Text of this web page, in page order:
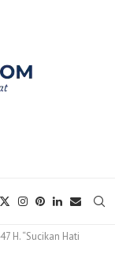
H. “Sucikan Hati